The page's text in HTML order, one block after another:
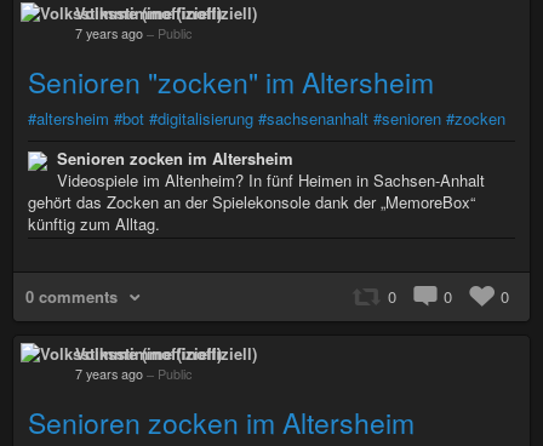
Volksstimme (inoffiziell)
7 years ago – Public
Senioren "zocken" im Altersheim
#altersheim #bot #digitalisierung #sachsenanhalt #senioren #zocken
Senioren zocken im Altersheim
Videospiele im Altenheim? In fünf Heimen in Sachsen-Anhalt
gehört das Zocken an der Spielekonsole dank der „MemoreBox“
künftig zum Alltag.
0 comments 0 0 0
Volksstimme (inoffiziell)
7 years ago – Public
Senioren zocken im Altersheim